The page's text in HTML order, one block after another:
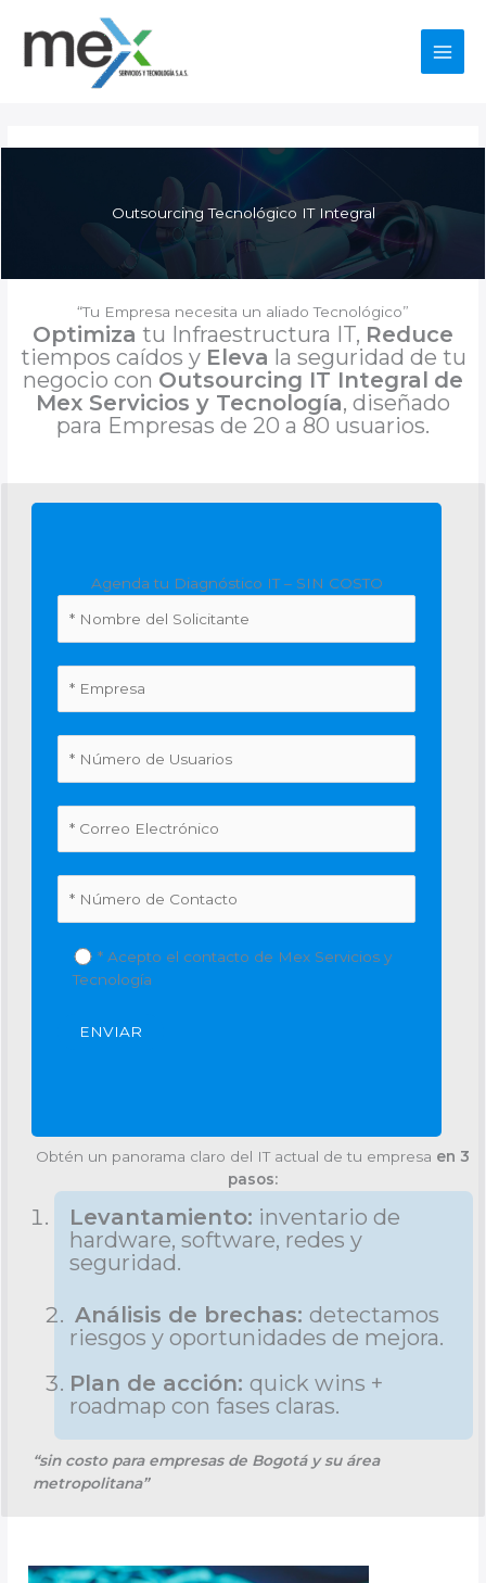
Main
Outsourcing Tecnológico IT Integral
“Tu Empresa necesita un aliado Tecnológico”
Optimiza tu Infraestructura IT, Reduce
tiempos caídos y Eleva la seguridad de tu
negocio con Outsourcing IT Integral de
Mex Servicios y Tecnología, diseñado
para Empresas de 20 a 80 usuarios.
Agenda tu Diagnóstico IT – SIN COSTO
* Acepto el contacto de Mex Servicios y
Tecnología
ENVIAR
Obtén un panorama claro del IT actual de tu empresa en 3
pasos:
Levantamiento: inventario de
hardware, software, redes y
seguridad.
Análisis de brechas: detectamos
riesgos y oportunidades de mejora.
Plan de acción: quick wins +
roadmap con fases claras.
“sin costo para empresas de Bogotá y su área
metropolitana”